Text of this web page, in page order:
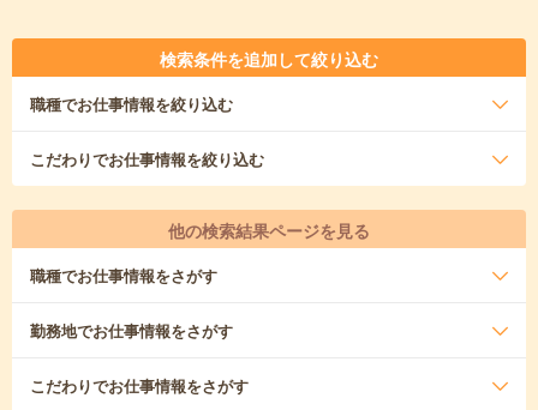
検索条件を追加して絞り込む
職種でお仕事情報を絞り込む
こだわりでお仕事情報を絞り込む
他の検索結果ページを見る
職種でお仕事情報をさがす
勤務地でお仕事情報をさがす
こだわりでお仕事情報をさがす